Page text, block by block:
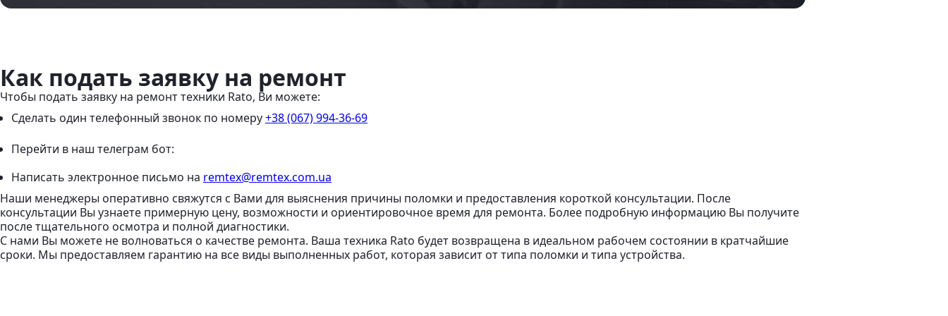
Как подать заявку на ремонт
Чтобы подать заявку на ремонт техники Rato, Ви можете:
Сделать один телефонный звонок по номеру+38 (067) 994-36-69
Перейти в наш телеграм бот:
Написать электронное письмо на remtex@remtex.com.ua
Наши менеджеры оперативно свяжутся с Вами для выяснения причины поломки и предоставления короткой консультации. После
консультации Вы узнаете примерную цену, возможности и ориентировочное время для ремонта. Более подробную информацию Вы получите
после тщательного осмотра и полной диагностики.
С нами Вы можете не волноваться о качестве ремонта. Ваша техника Rato будет возвращена в идеальном рабочем состоянии в кратчайшие
сроки. Мы предоставляем гарантию на все виды выполненных работ, которая зависит от типа поломки и типа устройства.